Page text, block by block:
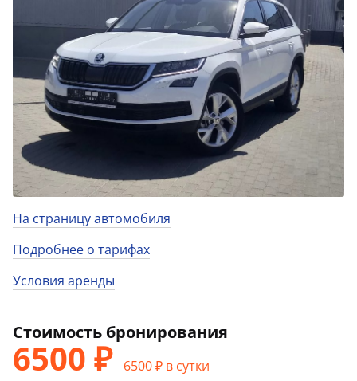
На страницу автомобиля
Подробнее о тарифах
Условия аренды
Стоимость бронирования
6500 ₽ 6500 ₽ в сутки